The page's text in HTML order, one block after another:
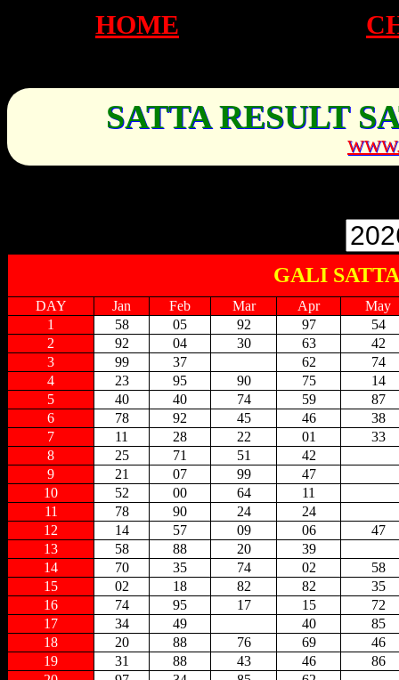
HOME
SATTA RESULT
GALI
DAY Jan Feb Mar Apr
May
1
58 05 92 97
54
2
92 04 30 63
42
3
99 37 62
74
4
23 95 90 75
14
5
40 40 74 59
87
6
78 92 45 46
38
7
11 28 22 01
33
8
25 71 51
42
9
21 07 99
47
10
52 00 64
11
11
78 90 24
24
12
14 57 09 06
47
13
58 88 20
39
14
70 35 74 02
58
15
02 18 82 82
35
16
74 95 17 15
72
17
34 49 40
85
18
20 88 76 69
46
19
31 88 43 46
86